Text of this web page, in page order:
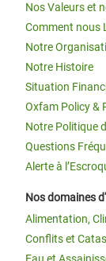
Nos Valeurs et
Comment nous
Notre
Notre Histoire
Situation
Oxfam Policy &
Notre Politique
Questions
Alerte à
Nos domaines
Alimentation,
Conflits et